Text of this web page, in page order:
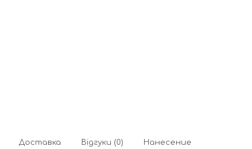
Доставка Відгуки (0) Нанесение